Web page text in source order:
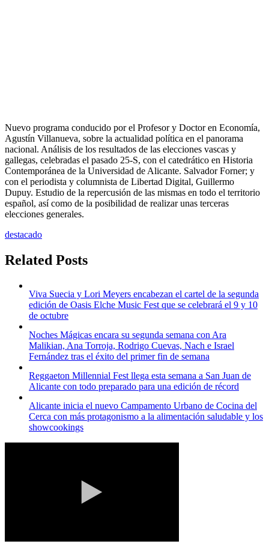
Nuevo programa conducido por el Profesor y Doctor en Economía,
Agustín Villanueva, sobre la actualidad política en el panorama
nacional. Análisis de los resultados de las elecciones vascas y
gallegas, celebradas el pasado 25-S, con el catedrático en Historia
Contemporánea de la Universidad de Alicante. Salvador Forner; y
con el periodista y columnista de Libertad Digital, Guillermo
Dupuy. Estudio de la repercusión de las mismas en todo el territorio
español, así como de la posibilidad de realizar unas terceras
elecciones generales.
destacado
Related Posts
Viva Suecia y Lori Meyers encabezan el cartel de la segunda
edición de Oasis Elche Music Fest que se celebrará el 9 y 10
de octubre
Noches Mágicas encara su segunda semana con Ara
Malikian, Ana Torroja, Rodrigo Cuevas, Nach e Israel
Fernández tras el éxito del primer fin de semana
Reggaeton Millennial Fest llega esta semana a San Juan de
Alicante con todo preparado para una edición de récord
Alicante inicia el nuevo Campamento Urbano de Cocina del
Cerca con más protagonismo a la alimentación saludable y los
showcookings